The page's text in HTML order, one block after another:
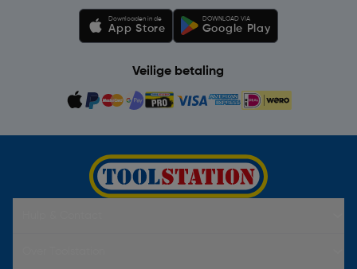
Downloaden in de
App Store
DOWNLOAD VIA
Google Play
Veilige betaling